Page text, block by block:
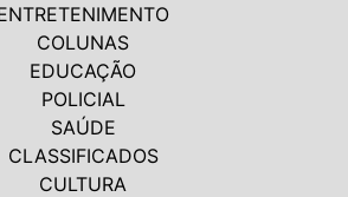
COLUNAS
EDUCAÇÃO
POLICIAL
SAÚDE
CLASSIFICADOS
CULTURA